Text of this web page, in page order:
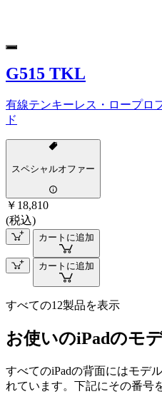
G515 TKL
有線テンキーレス・ロープロ
ド
スペシャルオファー
￥18,810
(税込)
カートに追加
カートに追加
すべての12製品を表示
お使いのiPadのモ
すべてのiPadの背面にはモデ
れています。下記にその番号